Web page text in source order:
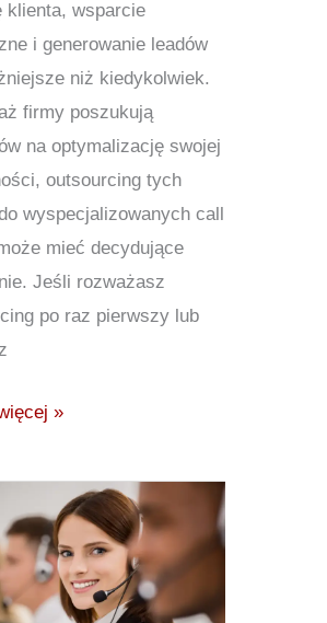
klienta, wsparcie
i generowanie leadów
niż kiedykolwiek.
firmy poszukują
na optymalizację swojej
outsourcing tych
wyspecjalizowanych call
mieć decydujące
Jeśli rozważasz
po raz pierwszy lub
»